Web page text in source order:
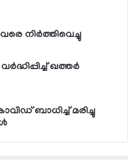
നിര്‍ത്തിവെച്ചു
ഖത്തര്‍
ബാധിച്ച് മരിച്ചു